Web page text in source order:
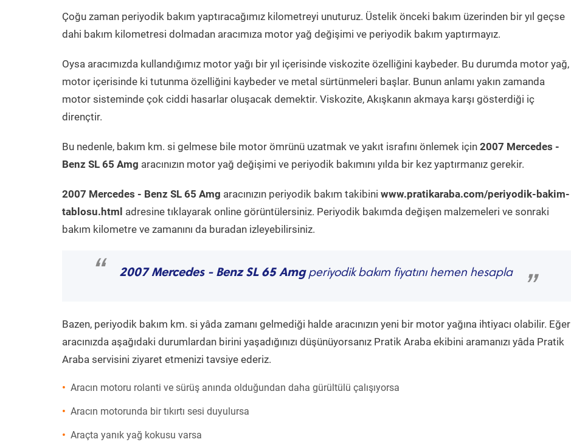
Çoğu zaman periyodik bakım yaptıracağımız kilometreyi unuturuz. Üstelik önceki bakım üzerinden bir yıl geçse
dahi bakım kilometresi dolmadan aracımıza motor yağ değişimi ve periyodik bakım yaptırmayız.
Oysa aracımızda kullandığımız motor yağı bir yıl içerisinde viskozite özelliğini kaybeder. Bu durumda motor yağ,
motor içerisinde ki tutunma özelliğini kaybeder ve metal sürtünmeleri başlar. Bunun anlamı yakın zamanda
motor sisteminde çok ciddi hasarlar oluşacak demektir. Viskozite, Akışkanın akmaya karşı gösterdiği iç
dirençtir.
Bu nedenle, bakım km. si gelmese bile motor ömrünü uzatmak ve yakıt israfını önlemek için 2007 Mercedes -
Benz SL 65 Amg aracınızın motor yağ değişimi ve periyodik bakımını yılda bir kez yaptırmanız gerekir.
2007 Mercedes - Benz SL 65 Amg aracınızın periyodik bakım takibini www.pratikaraba.com/periyodik-bakim-
tablosu.html adresine tıklayarak online görüntülersiniz. Periyodik bakımda değişen malzemeleri ve sonraki
bakım kilometre ve zamanını da buradan izleyebilirsiniz.
“ 2007 Mercedes - Benz SL 65 Amgperiyodik bakım fiyatını hemen hesapla
”
Bazen, periyodik bakım km. si yâda zamanı gelmediği halde aracınızın yeni bir motor yağına ihtiyacı olabilir. Eğer
aracınızda aşağıdaki durumlardan birini yaşadığınızı düşünüyorsanız Pratik Araba ekibini aramanızı yâda Pratik
Araba servisini ziyaret etmenizi tavsiye ederiz.
Aracın motoru rolanti ve sürüş anında olduğundan daha gürültülü çalışıyorsa
Aracın motorunda bir tıkırtı sesi duyulursa
Araçta yanık yağ kokusu varsa